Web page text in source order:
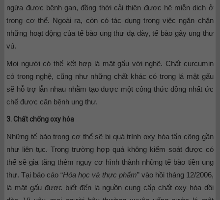
ngừa được bệnh gan, đồng thời cải thiện được hệ miễn dịch ở
trong cơ thể. Ngoài ra, còn có tác dụng trong việc ngăn chặn
những hoạt động của tế bào ung thư dạ dày, tế bào gây ung thư
vú.
Mọi người có thể kết hợp lá mật gấu với nghệ. Chất curcumin
có trong nghệ, cũng như những chất khác có trong lá mật gấu
sẽ hỗ trợ lẫn nhau nhằm tạo được một công thức đồng nhất ức
chế được căn bệnh ung thư.
3. Chất chống oxy hóa
Những tế bào trong cơ thể sẽ bị quá trình oxy hóa tấn công gần
như liên tục. Trong trường hợp quá không kiểm soát được có
thể sẽ gia tăng thêm nguy cơ hình thành những tế bào tiền ung
thư. Tại báo cáo “Hóa học và thực phẩm” vào hồi tháng 12/2006,
lá mật gấu được biết đến là nguồn cung cấp chất oxy hóa dồi